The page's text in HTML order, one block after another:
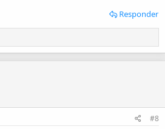
Responder
#8